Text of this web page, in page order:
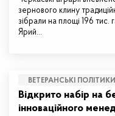
зернового клину
зібрали на площі 196
Ярий…
ВЕТЕРАНСЬКІ ПОЛІТИКИ
Відкрито набір на
інноваційного